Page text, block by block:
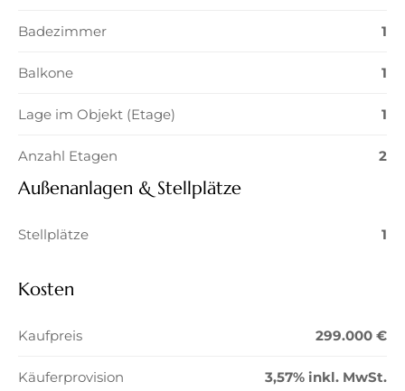
Badezimmer 1
Balkone 1
Lage im Objekt (Etage) 1
Anzahl Etagen 2
Außenanlagen & Stellplätze
Stellplätze 1
Kosten
Kaufpreis 299.000 €
Käuferprovision 3,57% inkl. MwSt.